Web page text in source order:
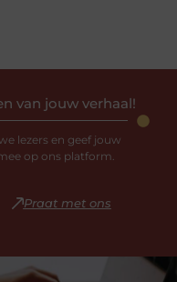
van jouw verhaal!
lezers en geef jouw
op ons platform.
Praat met ons